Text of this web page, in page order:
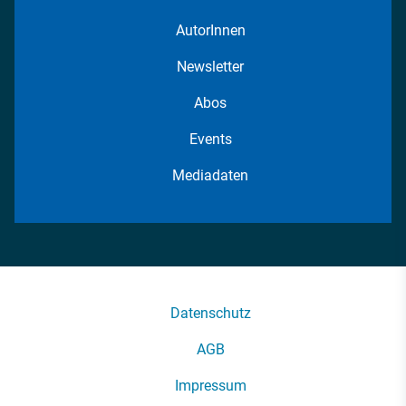
AutorInnen
Newsletter
Abos
Events
Mediadaten
Datenschutz
AGB
Impressum